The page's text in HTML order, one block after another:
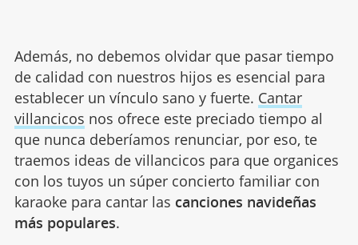
Además, no debemos olvidar que pasar tiempo
de calidad con nuestros hijos es esencial para
establecer un vínculo sano y fuerte. Cantar
villancicos nos ofrece este preciado tiempo al
que nunca deberíamos renunciar, por eso, te
traemos ideas de villancicos para que organices
con los tuyos un súper concierto familiar con
karaoke para cantar las canciones navideñas
más populares.